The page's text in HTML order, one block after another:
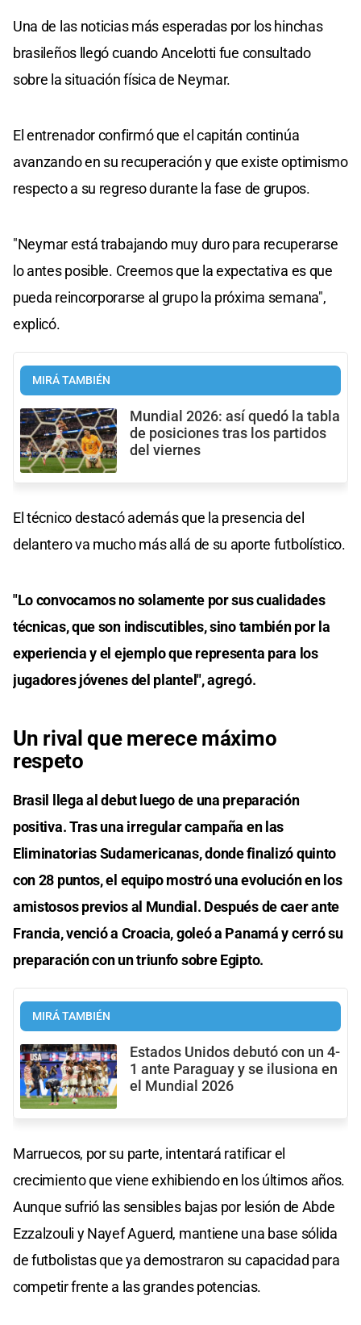
Una de las noticias más esperadas por los hinchas
brasileños llegó cuando Ancelotti fue consultado
sobre la situación física de Neymar.
El entrenador confirmó que el capitán continúa
avanzando en su recuperación y que existe optimismo
respecto a su regreso durante la fase de grupos.
"Neymar está trabajando muy duro para recuperarse
lo antes posible. Creemos que la expectativa es que
pueda reincorporarse al grupo la próxima semana",
explicó.
MIRÁ TAMBIÉN
Mundial 2026: así quedó la tabla
de posiciones tras los partidos
del viernes
El técnico destacó además que la presencia del
delantero va mucho más allá de su aporte futbolístico.
"Lo convocamos no solamente por sus cualidades
técnicas, que son indiscutibles, sino también por la
experiencia y el ejemplo que representa para los
jugadores jóvenes del plantel", agregó.
Un rival que merece máximo
respeto
Brasil llega al debut luego de una preparación
positiva. Tras una irregular campaña en las
Eliminatorias Sudamericanas, donde finalizó quinto
con 28 puntos, el equipo mostró una evolución en los
amistosos previos al Mundial. Después de caer ante
Francia, venció a Croacia, goleó a Panamá y cerró su
preparación con un triunfo sobre Egipto.
MIRÁ TAMBIÉN
Estados Unidos debutó con un 4-
1 ante Paraguay y se ilusiona en
el Mundial 2026
Marruecos, por su parte, intentará ratificar el
crecimiento que viene exhibiendo en los últimos años.
Aunque sufrió las sensibles bajas por lesión de Abde
Ezzalzouli y Nayef Aguerd, mantiene una base sólida
de futbolistas que ya demostraron su capacidad para
competir frente a las grandes potencias.